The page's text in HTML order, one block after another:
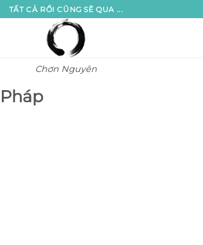
TẤT CẢ RỒI CŨNG SẼ QUA ...
Chơn Nguyên